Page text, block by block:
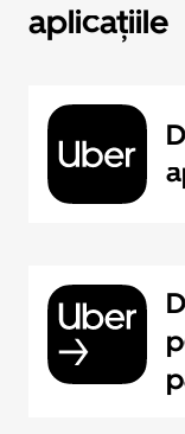
aplicațiile